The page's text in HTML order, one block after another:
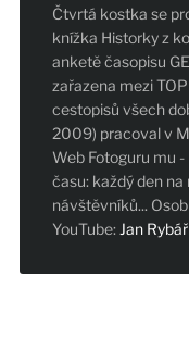
Čtvrtá kostka se
knížka Historky z
anketě časopisu
zařazena mezi
cestopisů všech
2009) pracoval v
Web Fotoguru mu
času: každý den
návštěvníků...
YouTube: Jan